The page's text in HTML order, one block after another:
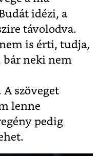
idézi, a
távolodva.
is érti, tudja,
neki nem
szöveget
lenne
pedig